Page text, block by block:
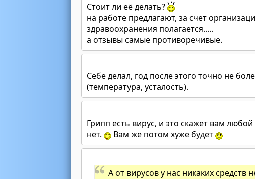
Стоит ли её делать?
на работе предлагают, за счет
здравоохранения полагается.....
а отзывы самые противоречивые.
Себе делал, год после этого точно не
(температура, усталость).
Грипп есть вирус, и это скажет вам
нет.
Вам же потом хуже будет
А от вирусов у нас никаких средств